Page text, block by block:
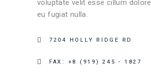
voluptate velit esse cillum dolore
eu fugiat nulla.
7204 HOLLY RIDGE RD
FAX: +8 (919) 245 - 1827